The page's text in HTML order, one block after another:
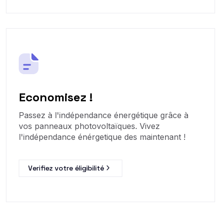
Economisez !
Passez à l'indépendance énergétique grâce à
vos panneaux photovoltaïques. Vivez
l'indépendance énérgetique des maintenant !
Verifiez votre éligibilité